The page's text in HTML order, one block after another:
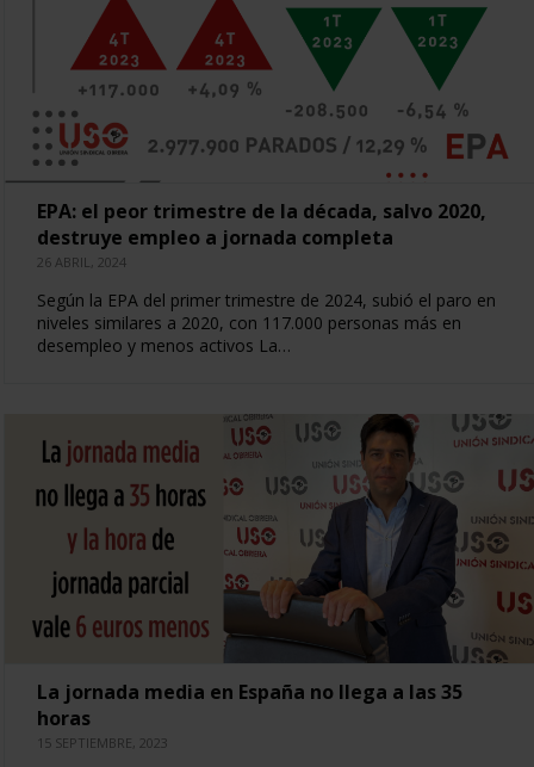
EPA: el peor trimestre de la década, salvo 2020,
destruye empleo a jornada completa
26 ABRIL, 2024
Según la EPA del primer trimestre de 2024, subió el paro en
niveles similares a 2020, con 117.000 personas más en
desempleo y menos activos La…
La jornada media en España no llega a las 35
horas
15 SEPTIEMBRE, 2023